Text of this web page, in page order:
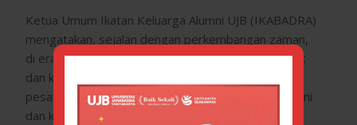
Ketua Umum Ikatan Keluarga Alumni UJB (IKABADRA)
mengatakan, sejalan dengan perkembangan zaman,
di era disrupsi ini, dimana persaingan semakin ketat
dan kemajuan teknologi informasi yang semakin
pesat maka sangat dimungkinkan para alumni saat ini
dan kedepan ikut menjaga, mewarnai, dan ikut